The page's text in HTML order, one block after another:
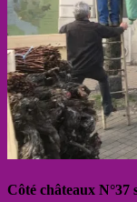
Côté châteaux N°37